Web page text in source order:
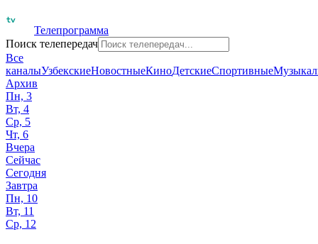
Телепрограмма
Поиск телепередач
Все
каналыУзбекскиеНовостныеКиноДетскиеСпортивные
Архив
Пн, 3
Вт, 4
Ср, 5
Чт, 6
Вчера
Сейчас
Сегодня
Завтра
Пн, 10
Вт, 11
Ср, 12